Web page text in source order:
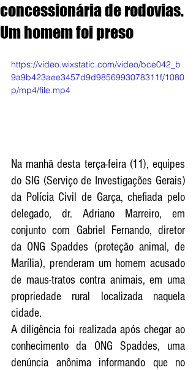
concessionária de rodovias.
Um homem foi preso
https://video.wixstatic.com/video/bce042_b
9a9b423aee3457d9d9856993078311f/1080
p/mp4/file.mp4
Na manhã desta terça-feira (11), equipes
do SIG (Serviço de Investigações Gerais)
da Polícia Civil de Garça, chefiada pelo
delegado, dr. Adriano Marreiro, em
conjunto com Gabriel Fernando, diretor
da ONG Spaddes (proteção animal, de
Marília), prenderam um homem acusado
de maus-tratos contra animais, em uma
propriedade rural localizada naquela
cidade.
A diligência foi realizada após chegar ao
conhecimento da ONG Spaddes, uma
denúncia anônima informando que no